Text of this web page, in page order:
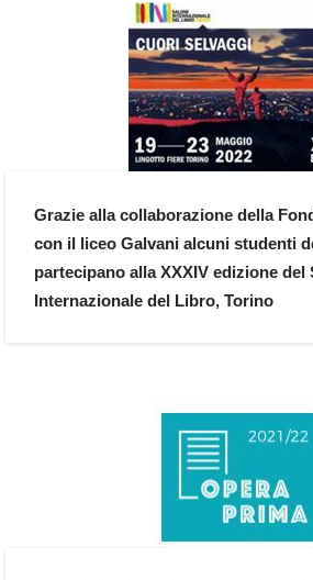
Grazie alla collaborazione della
con il liceo Galvani alcuni studenti
partecipano alla XXXIV edizione del
Internazionale del Libro, Torino